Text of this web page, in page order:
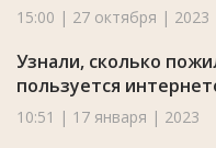
15:00 | 27 октября | 2023
Узнали, сколько
пользуется
10:51 | 17 января | 2023